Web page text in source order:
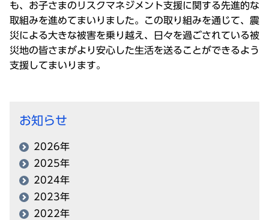
も、お子さまのリスクマネジメント支援に関する先進的な
取組みを進めてまいりました。この取り組みを通じて、震
災による大きな被害を乗り越え、日々を過ごされている被
災地の皆さまがより安心した生活を送ることができるよう
支援してまいります。
お知らせ
2026年
2025年
2024年
2023年
2022年